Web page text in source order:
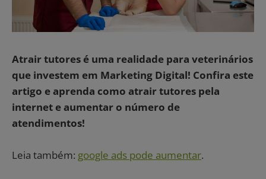
Atrair tutores é uma realidade para veterinários
que investem em Marketing Digital! Confira este
artigo e aprenda como atrair tutores pela
internet e aumentar o número de
atendimentos!
Leia também: google ads pode aumentar.